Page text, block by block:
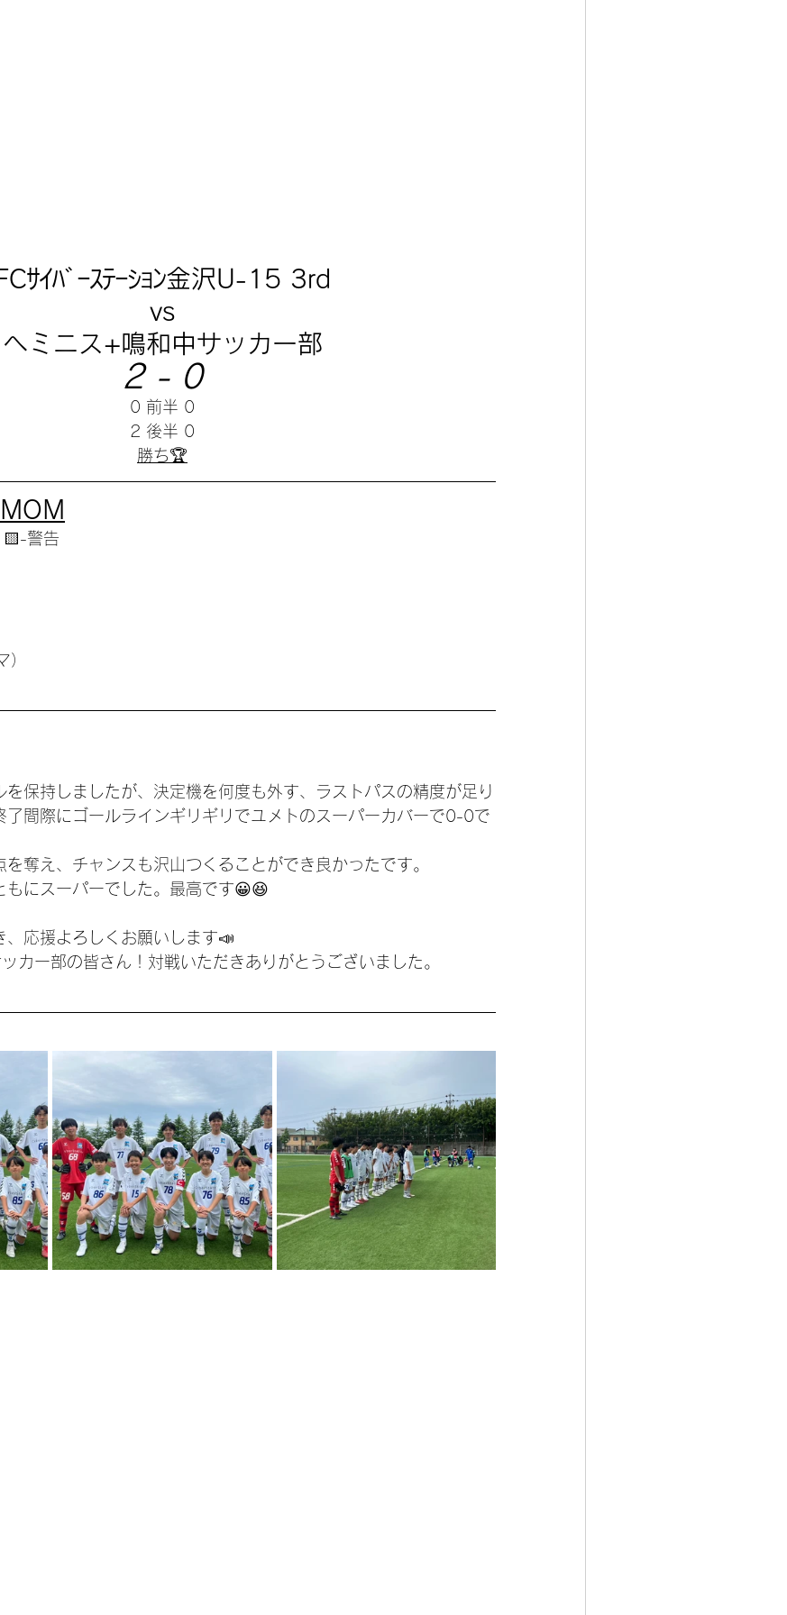
ｻｲﾊﾞｰｽﾃｰｼｮﾝ金沢U-15 3rd
vs
ヘミニス+鳴和中サッカー部
2 - 0
0 前半 0
2 後半 0
勝ち🏆
🟨-警告
）
を保持しましたが、決定機を何度も外す、ラストパスの精度が足り
了間際にゴールラインギリギリでユメトのスーパーカバーで0-0で
奪え、チャンスも沢山つくることができ良かったです。
もにスーパーでした。最高です😀😆
、応援よろしくお願いします📣
カー部の皆さん！対戦いただきありがとうございました。